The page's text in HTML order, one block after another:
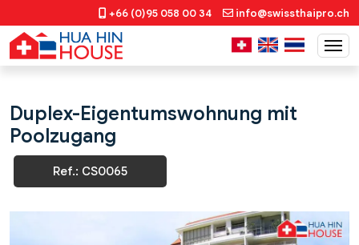
+66 (0)95 058 00 34 info@swissthaipro.ch
Duplex-Eigentumswohnung mit
Poolzugang
Ref.: CS0065